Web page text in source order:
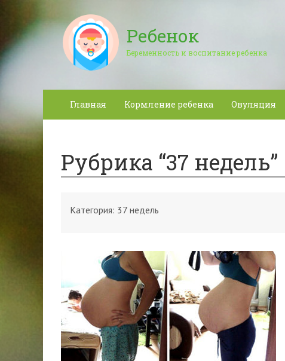
Ребенок
Беременность и воспитание ребенка
Главная Кормление ребенка Овуляция
Рубрика “37 недель”
Категория: 37 недель